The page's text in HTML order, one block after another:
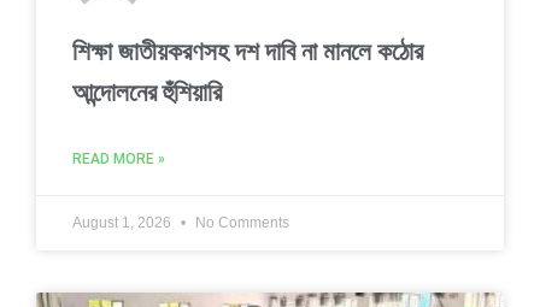
শিক্ষা জাতীয়করণসহ দশ দাবি না মানলে কঠোর
আন্দোলনের হুঁশিয়ারি
READ MORE »
August 1, 2026 No Comments